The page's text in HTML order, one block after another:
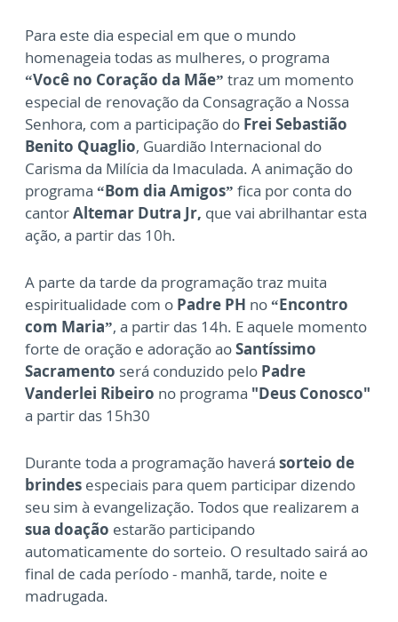
Para este dia especial em que o mundo
homenageia todas as mulheres, o programa
“Você no Coração da Mãe” traz um momento
especial de renovação da Consagração a Nossa
Senhora, com a participação do Frei Sebastião
Benito Quaglio, Guardião Internacional do
Carisma da Milícia da Imaculada. A animação do
programa “Bom dia Amigos” fica por conta do
cantorAltemar Dutra Jr, que vai abrilhantar esta
ação, a partir das 10h.
A parte da tarde da programação traz muita
espiritualidade com o Padre PH no“Encontro
com Maria”, a partir das 14h. E aquele momento
forte de oração e adoração aoSantíssimo
Sacramento será conduzido pelo Padre
Vanderlei Ribeiro no programa "Deus Conosco"
a partir das 15h30
Durante toda a programação haverá sorteio de
brindes especiais para quem participar dizendo
seu sim à evangelização. Todos que realizarem a
sua doação estarão participando
automaticamente do sorteio. O resultado sairá ao
final de cada período - manhã, tarde, noite e
madrugada.